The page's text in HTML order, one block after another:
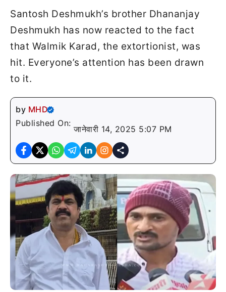
Santosh Deshmukh’s brother Dhananjay
Deshmukh has now reacted to the fact
that Walmik Karad, the extortionist, was
hit. Everyone’s attention has been drawn
to it.
by MHD
Published On:
जानेवारी 14, 2025 5:07 PM